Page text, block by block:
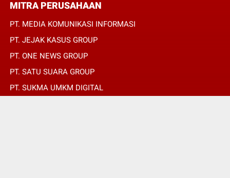
MITRA PERUSAHAAN
PT. MEDIA KOMUNIKASI INFORMASI
PT. JEJAK KASUS GROUP
PT. ONE NEWS GROUP
PT. SATU SUARA GROUP
PT. SUKMA UMKM DIGITAL